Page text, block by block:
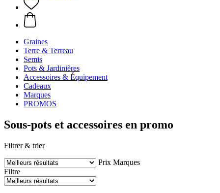
Graines
Terre & Terreau
Semis
Pots & Jardinières
Accessoires & Équipement
Cadeaux
Marques
PROMOS
Sous-pots et accessoires en promo
Filtrer & trier
Prix Marques
Filtre